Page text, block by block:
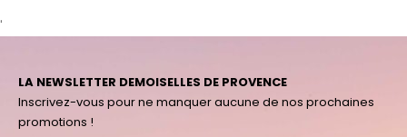
'
LA NEWSLETTER DEMOISELLES DE PROVENCE
Inscrivez-vous pour ne manquer aucune de nos prochaines
promotions !